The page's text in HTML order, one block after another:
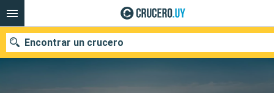
Encontrar un crucero